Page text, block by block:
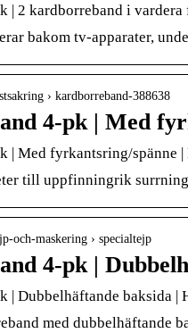
| 2 kardborreband i
bakom tv-apparater,
› kardborreband-388638
4-pk | Med
| Med fyrkantsring/spänne
till uppfinningrik
och-maskering › specialtejp
4-pk |
| Dubbelhäftande baksida |
med dubbelhäftande